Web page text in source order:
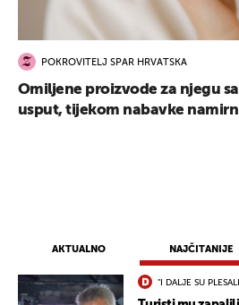
AKTUALNO NAJČITANIJE
"I DALJE SU
POKROVITELJ SPAR HRVATSKA
Omiljene proizvode za njegu
usput, tijekom nabavke